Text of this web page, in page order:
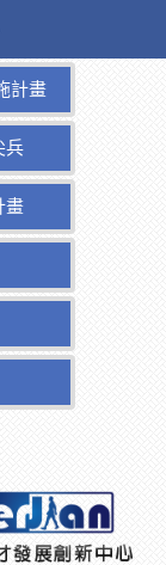
計畫
兵
畫